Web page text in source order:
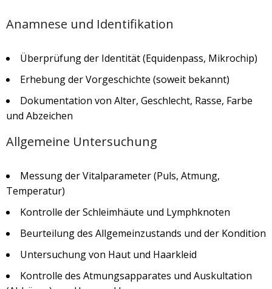
Anamnese und Identifikation
Überprüfung der Identität (Equidenpass, Mikrochip)
Erhebung der Vorgeschichte (soweit bekannt)
Dokumentation von Alter, Geschlecht, Rasse, Farbe
und Abzeichen
Allgemeine Untersuchung
Messung der Vitalparameter (Puls, Atmung,
Temperatur)
Kontrolle der Schleimhäute und Lymphknoten
Beurteilung des Allgemeinzustands und der Kondition
Untersuchung von Haut und Haarkleid
Kontrolle des Atmungsapparates und Auskultation